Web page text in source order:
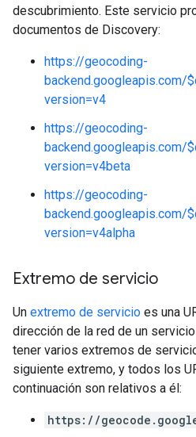
descubrimiento. Este servicio
documentos de Discovery:
https://geocoding-
backend.googleapis.com/
version=v4
https://geocoding-
backend.googleapis.com/
version=v4beta
https://geocoding-
backend.googleapis.com/
version=v4alpha
Extremo de servicio
Un extremo de servicio es una
dirección de la red de un
tener varios extremos de
siguiente extremo, y todos los
continuación son relativos a él:
https://